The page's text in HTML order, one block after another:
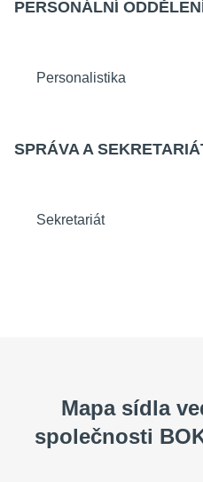
PERSONÁLNÍ
SPRÁVA A
Mapa sídla
společnosti